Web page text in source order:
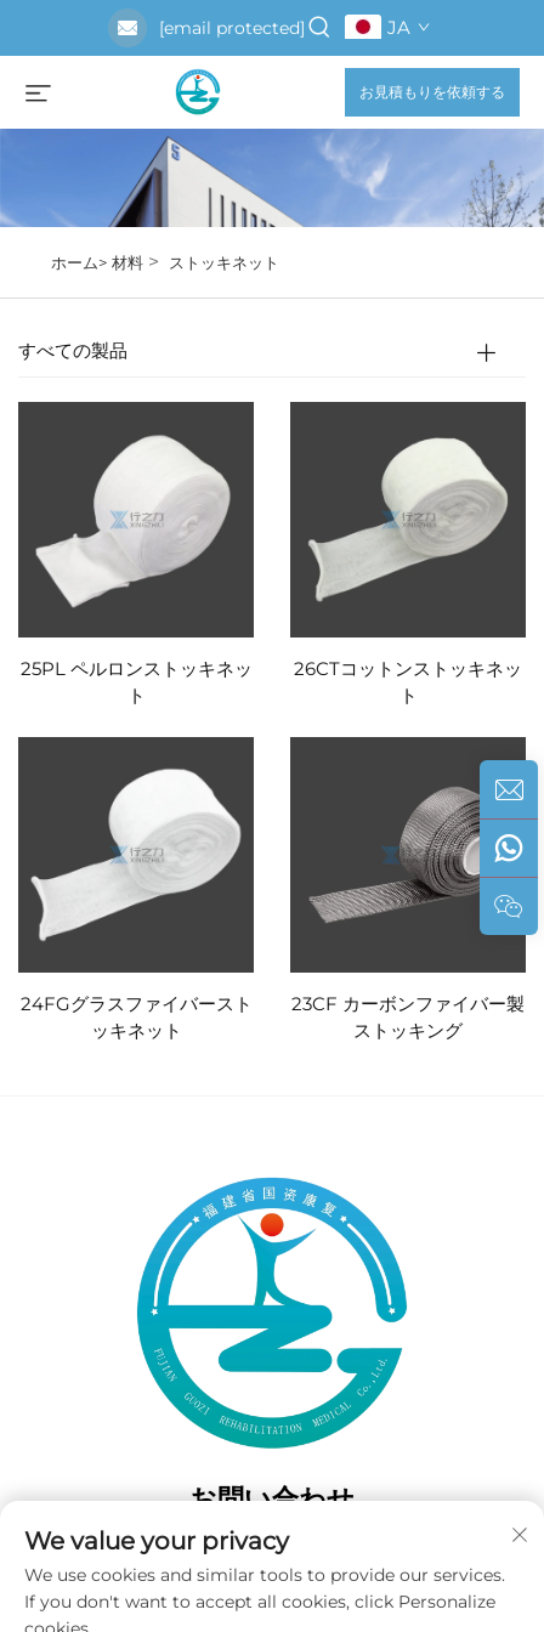
[email protected] JA
お見積もりを依頼する
ホーム> 材料> ストッキネット
すべての製品
25PL ペルロンストッキネッ
ト
26CTコットンストッキネッ
ト
24FGグラスファイバースト
ッキネット
23CF カーボンファイバー製
ストッキング
お問い合わせ
Add: 中国福建省福州市西門高風南路50番地
電話番号：+86-19859128239
Eメール：
[email protected]
We value your privacy
We use cookies and similar tools to provide our services.
If you don't want to accept all cookies, click Personalize